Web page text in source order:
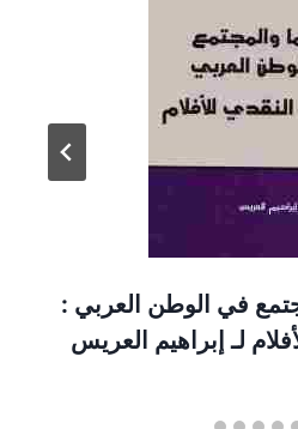
في الوطن العربي :
لـ إبراهيم العريس